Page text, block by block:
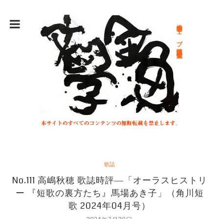
総合文学ウェブ情報誌 文学金魚
歌誌
No.111 高嶋秋穂 歌誌時評―「オーラスヒストリ
ー 『短歌の裏方たち』馬場あき子」（角川短
歌 2024年04月号）